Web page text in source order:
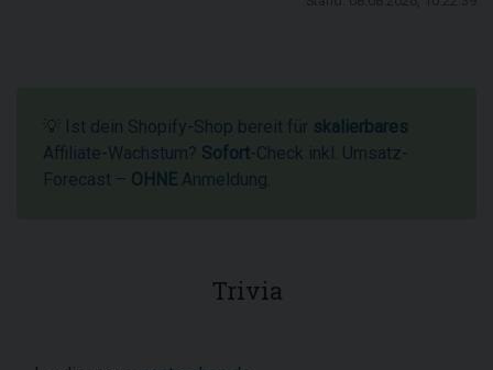
💡 Ist dein Shopify-Shop bereit für skalierbares
Affiliate-Wachstum? Sofort-Check inkl. Umsatz-
Forecast – OHNE Anmeldung.
Trivia